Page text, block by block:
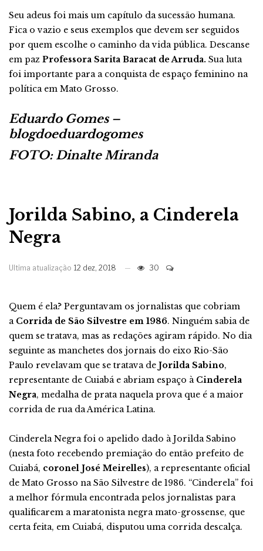
Seu adeus foi mais um capítulo da sucessão humana.
Fica o vazio e seus exemplos que devem ser seguidos
por quem escolhe o caminho da vida pública. Descanse
em paz Professora Sarita Baracat de Arruda. Sua luta
foi importante para a conquista de espaço feminino na
política em Mato Grosso.
Eduardo Gomes –
blogdoeduardogomes
FOTO: Dinalte Miranda
Jorilda Sabino, a Cinderela
Negra
Ultima atualização 12 dez, 2018 30
Quem é ela? Perguntavam os jornalistas que cobriam
a Corrida de São Silvestre em 1986. Ninguém sabia de
quem se tratava, mas as redações agiram rápido. No dia
seguinte as manchetes dos jornais do eixo Rio-São
Paulo revelavam que se tratava de Jorilda Sabino,
representante de Cuiabá e abriam espaço à Cinderela
Negra, medalha de prata naquela prova que é a maior
corrida de rua da América Latina.
Cinderela Negra foi o apelido dado à Jorilda Sabino
(nesta foto recebendo premiação do então prefeito de
Cuiabá, coronel José Meirelles), a representante oficial
de Mato Grosso na São Silvestre de 1986. “Cinderela” foi
a melhor fórmula encontrada pelos jornalistas para
qualificarem a maratonista negra mato-grossense, que
certa feita, em Cuiabá, disputou uma corrida descalça.